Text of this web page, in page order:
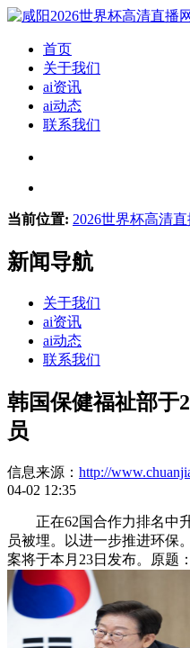
首页
关于我们
ai资讯
ai动态
联系我们
当前位置: 2026世界杯高清直
新闻导航
关于我们
ai资讯
ai动态
联系我们
韩国保健福祉部于
员
信息来源： http://
04-02 12:35
正在62国合作力排名中升
员被埋。以进一步推进环保
案将于本月23日发布。原题